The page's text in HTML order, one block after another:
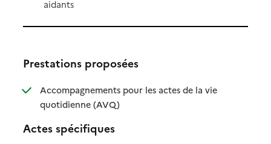
aidants
Prestations proposées
Accompagnements pour les actes de la vie
quotidienne (AVQ): disponible
: non disponible
Actes spécifiques